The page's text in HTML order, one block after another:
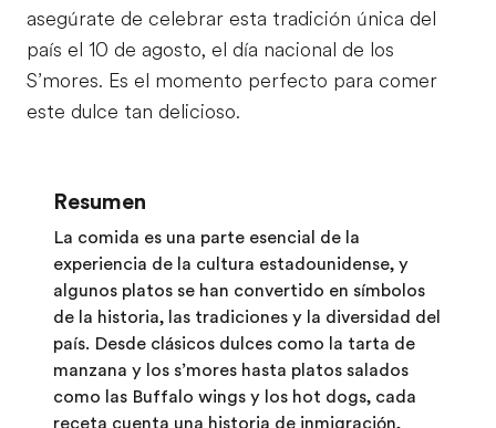
asegúrate de celebrar esta tradición única del
país el 10 de agosto, el día nacional de los
S’mores. Es el momento perfecto para comer
este dulce tan delicioso.
Resumen
La comida es una parte esencial de la
experiencia de la cultura estadounidense, y
algunos platos se han convertido en símbolos
de la historia, las tradiciones y la diversidad del
país. Desde clásicos dulces como la tarta de
manzana y los s’mores hasta platos salados
como las Buffalo wings y los hot dogs, cada
receta cuenta una historia de inmigración,